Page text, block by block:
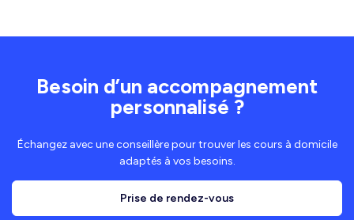
Besoin d’un accompagnement
personnalisé ?
Échangez avec une conseillère pour trouver les cours à domicile
adaptés à vos besoins.
Prise de rendez-vous